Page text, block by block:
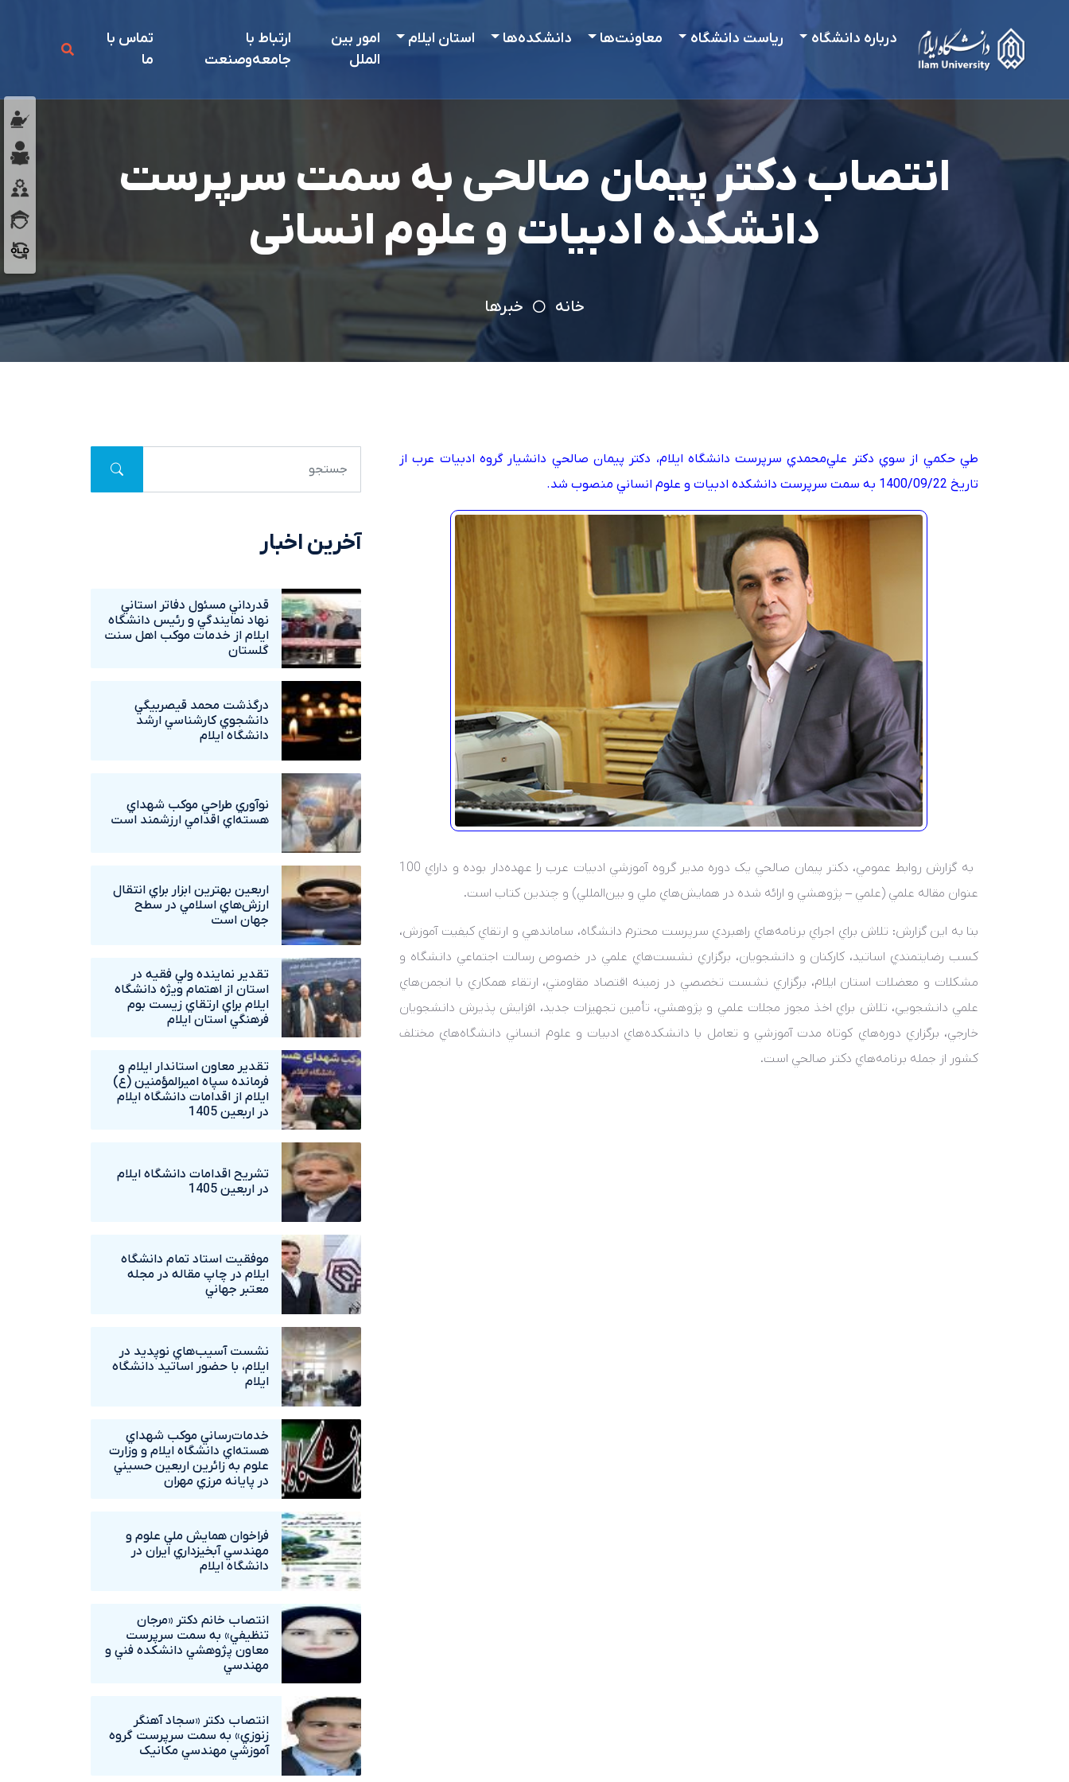
درباره دانشگاه ریاست دانشگاه معاونت‌ها دانشکده‌ها استان ایلام
امور بين
الملل
ارتباط با
جامعه‌و‌صنعت
تماس با
ما
انتصاب دکتر پیمان صالحی به سمت سرپرست
دانشکده ادبیات و علوم انسانی
خانه خبرها
طي حکمي از سوي دکتر علي‌محمدي سرپرست دانشگاه ايلام، دکتر پيمان صالحي دانشيار گروه ادبيات عرب از
تاريخ 1400/09/22 به سمت سرپرست دانشکده ادبيات و علوم انساني منصوب شد.
به گزارش روابط عمومي، دکتر پيمان صالحي يک دوره مدير گروه آموزشي ادبيات عرب را عهده‌دار بوده و داراي 100
عنوان مقاله علمي (علمي – پژوهشي و ارائه شده در همايش‌هاي ملي و بين‌المللي) و چندين کتاب است.
بنا به اين گزارش: تلاش براي اجراي برنامه‌هاي راهبردي سرپرست محترم دانشگاه، ساماندهي و ارتقاي کيفيت آموزش،
کسب رضايتمندي اساتيد، کارکنان و دانشجويان، برگزاري نشست‌هاي علمي در خصوص رسالت اجتماعي دانشگاه و
مشکلات و معضلات استان ايلام، برگزاري نشست تخصصي در زمينه اقتصاد مقاومتي، ارتقاء همکاري با انجمن‌هاي
علمي دانشجويي، تلاش براي اخذ مجوز مجلات علمي و پژوهشي، تأمين تجهيزات جديد، افزايش پذيرش دانشجويان
خارجي، برگزاري دوره‌هاي کوتاه مدت آموزشي و تعامل با دانشکده‌هاي ادبيات و علوم انساني دانشگاه‌هاي مختلف
کشور از جمله برنامه‌هاي دکتر صالحي است.
آخرین اخبار
قدرداني مسئول دفاتر استاني
نهاد نمايندگي و رئيس دانشگاه
ايلام از خدمات موکب اهل سنت
گلستان
درگذشت محمد قيصربيگي
دانشجوي کارشناسي ارشد
دانشگاه ايلام
نوآوري طراحي موکب شهداي
هسته‌اي اقدامي ارزشمند است
اربعين بهترين ابزار براي انتقال
ارزش‌هاي اسلامي در سطح
جهان است
تقدير نماينده ولي فقيه در
استان از اهتمام ويژه دانشگاه‌
ايلام براي ارتقاي زيست بوم
فرهنگي استان ايلام
تقدير معاون استاندار ايلام و
فرمانده سپاه اميرالمؤمنين (ع)
ايلام از اقدامات دانشگاه ايلام
در اربعين 1405
تشريح اقدامات دانشگاه ايلام
در اربعين 1405
موفقيت استاد تمام دانشگاه
ايلام در چاپ مقاله در مجله
معتبر جهاني
نشست آسيب‌هاي نوپديد در
ايلام، با حضور اساتيد دانشگاه
ايلام
خدمات‌رساني موکب شهداي
هسته‌اي دانشگاه ايلام و وزارت
علوم به زائرين اربعين حسيني
در پايانه مرزي مهران
فراخوان همايش ملي علوم و
مهندسي آبخيزداري ايران در
دانشگاه ايلام
انتصاب خانم دکتر «مرجان
تنظيفي» به سمت سرپرست
معاون پژوهشي دانشکده فني و
مهندسي
انتصاب دکتر «سجاد آهنگر
زنوزي» به سمت سرپرست گروه
آموزشي مهندسي مکانيک